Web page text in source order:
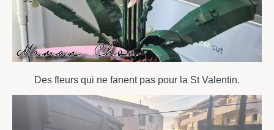
Des fleurs qui ne fanent pas pour la St Valentin.